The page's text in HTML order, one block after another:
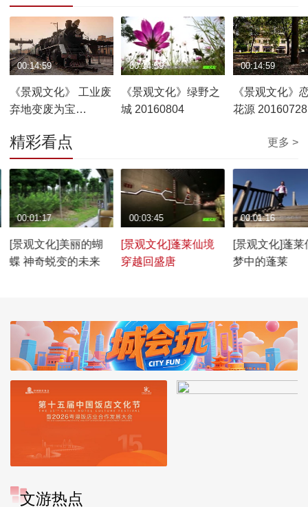
《景观文化》 工业废
弃地变废为宝
00:14:59
《景观文化》绿野之
城 20160804
00:14:59
《景观文化》
花源 20160728
00:14:59
精彩看点 更多 >
[景观文化]美丽的蝴
蝶 神奇蜕变的未来
00:01:17
[景观文化]蓬莱仙境
穿越回盛唐
00:03:45
[景观文化]蓬莱
梦中的蓬莱
00:01:16
文游热点